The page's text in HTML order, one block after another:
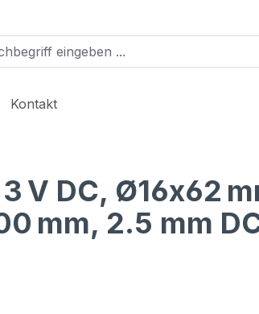
Kontakt
V DC, Ø16x62
mm, 2.5 mm